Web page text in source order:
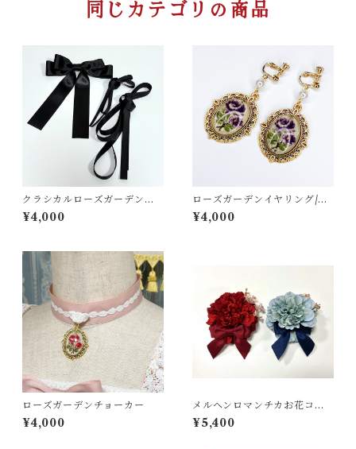
同じカテゴリの商品
クラシカルローズガーデンワ
ンピース用編み上げリボンセ
ット
¥4,000
ローズガーデンイヤリング/ピ
アス
¥4,000
ローズガーデンチョーカー
¥4,000
メルヘンロマンチカお花コサ
ージュ
¥5,400